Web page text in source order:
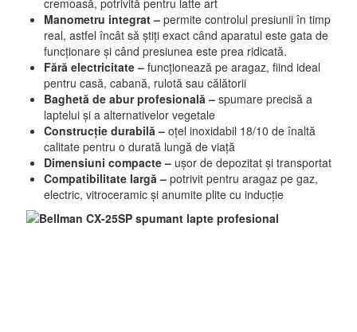
cremoasă, potrivită pentru latte art
Manometru integrat – permite controlul presiunii în timp
real, astfel încât să știți exact când aparatul este gata de
funcționare și când presiunea este prea ridicată.
Fără electricitate – funcționează pe aragaz, fiind ideal
pentru casă, cabană, rulotă sau călătorii
Baghetă de abur profesională – spumare precisă a
laptelui și a alternativelor vegetale
Construcție durabilă – oțel inoxidabil 18/10 de înaltă
calitate pentru o durată lungă de viață
Dimensiuni compacte – ușor de depozitat și transportat
Compatibilitate largă – potrivit pentru aragaz pe gaz,
electric, vitroceramic și anumite plite cu inducție